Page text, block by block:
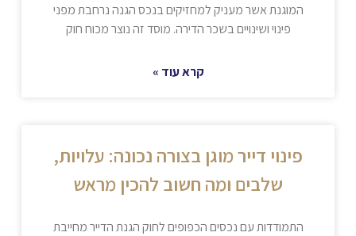
המוגנת אשר מעניק למחזיקים בנכס הגנה נרחבת מפני
פינוי ושינויים בשכר הדירה. מוסד זה נוצר מכוח חוק
קרא עוד »
פינוי דייר מוגן בצורה נכונה: עלויות,
שלבים ומה חשוב להכין מראש
התמודדות עם נכסים הכפופים לחוק הגנת הדייר מחייבת